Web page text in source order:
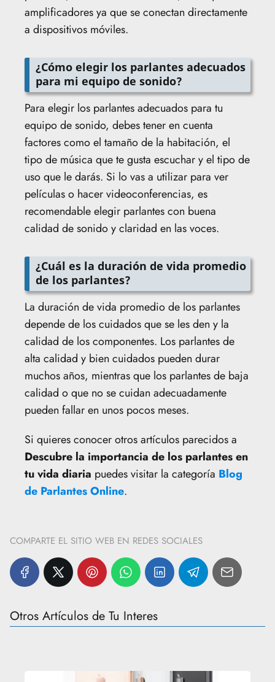
amplificadores ya que se conectan directamente
a dispositivos móviles.
¿Cómo elegir los parlantes adecuados
para mi equipo de sonido?
Para elegir los parlantes adecuados para tu
equipo de sonido, debes tener en cuenta
factores como el tamaño de la habitación, el
tipo de música que te gusta escuchar y el tipo de
uso que le darás. Si lo vas a utilizar para ver
películas o hacer videoconferencias, es
recomendable elegir parlantes con buena
calidad de sonido y claridad en las voces.
¿Cuál es la duración de vida promedio
de los parlantes?
La duración de vida promedio de los parlantes
depende de los cuidados que se les den y la
calidad de los componentes. Los parlantes de
alta calidad y bien cuidados pueden durar
muchos años, mientras que los parlantes de baja
calidad o que no se cuidan adecuadamente
pueden fallar en unos pocos meses.
Si quieres conocer otros artículos parecidos a
Descubre la importancia de los parlantes en
tu vida diaria puedes visitar la categoría Blog
de Parlantes Online.
COMPARTE EL SITIO WEB EN REDES SOCIALES
Otros Artículos de Tu Interes